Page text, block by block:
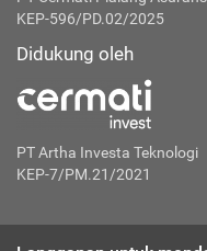
KEP-596/PD.02/2025
Didukung oleh
PT Artha Investa Teknologi
KEP-7/PM.21/2021